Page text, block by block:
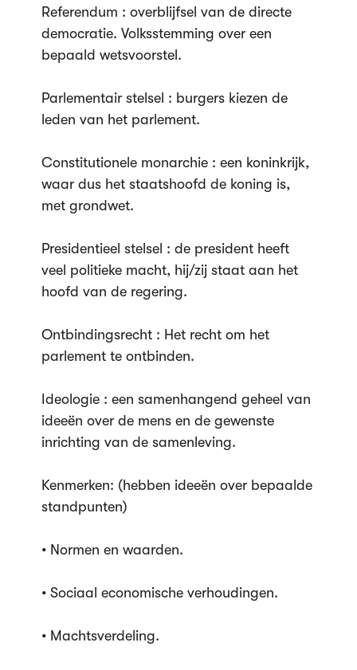
Referendum : overblijfsel van de directe
democratie. Volksstemming over een
bepaald wetsvoorstel.
Parlementair stelsel : burgers kiezen de
leden van het parlement.
Constitutionele monarchie : een koninkrijk,
waar dus het staatshoofd de koning is,
met grondwet.
Presidentieel stelsel : de president heeft
veel politieke macht, hij/zij staat aan het
hoofd van de regering.
Ontbindingsrecht : Het recht om het
parlement te ontbinden.
Ideologie : een samenhangend geheel van
ideeën over de mens en de gewenste
inrichting van de samenleving.
Kenmerken: (hebben ideeën over bepaalde
standpunten)
• Normen en waarden.
• Sociaal economische verhoudingen.
• Machtsverdeling.